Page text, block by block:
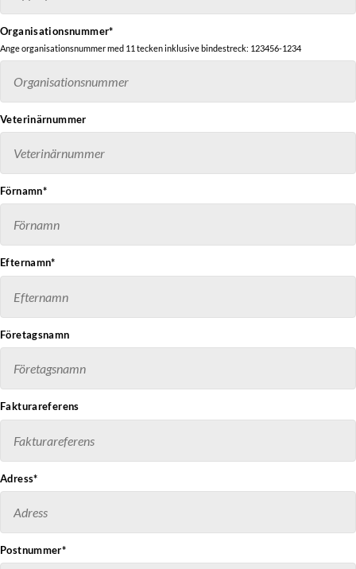
Organisationsnummer*
Ange organisationsnummer med 11 tecken inklusive bindestreck: 123456-1234
Veterinärnummer
Förnamn*
Efternamn*
Företagsnamn
Fakturareferens
Adress*
Postnummer*